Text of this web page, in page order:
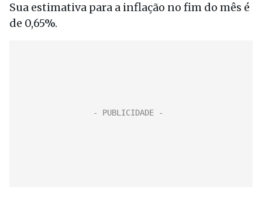
Sua estimativa para a inflação no fim do mês é
de 0,65%.